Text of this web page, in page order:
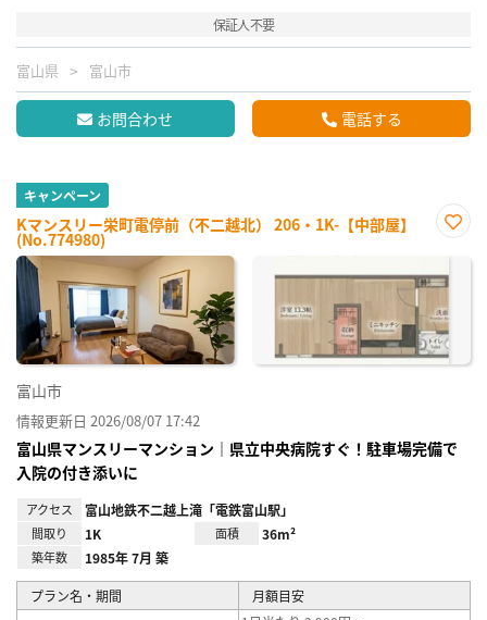
保証人不要
富山県 富山市
お問合わせ 電話する
キャンペーン
Kマンスリー栄町電停前（不二越北） 206・1K-【中部屋】
(No.774980)
に入
り登
録
富山市
情報更新日 2026/08/07 17:42
富山県マンスリーマンション｜県立中央病院すぐ！駐車場完備で
入院の付き添いに
アクセス 富山地鉄不二越上滝「電鉄富山駅」
間取り 1K 面積 36m²
築年数 1985年 7月 築
プラン名・期間 月額目安